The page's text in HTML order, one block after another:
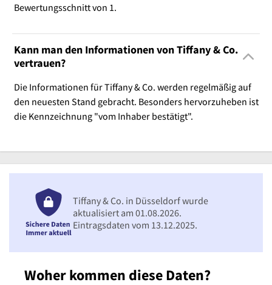
Bewertungsschnitt von 1.
Kann man den Informationen von Tiffany & Co.
vertrauen?
Die Informationen für Tiffany & Co. werden regelmäßig auf
den neuesten Stand gebracht. Besonders hervorzuheben ist
die Kennzeichnung "vom Inhaber bestätigt".
Woher kommen diese Daten?
Tiffany & Co. in Düsseldorf wurde
aktualisiert am 01.08.2026.
Eintragsdaten vom 13.12.2025.